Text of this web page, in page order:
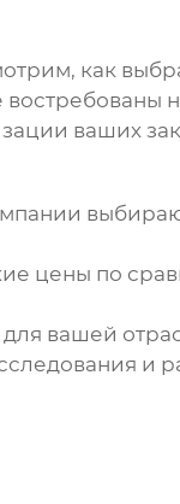
как
востребованы
ваших
цены по
вашей
и